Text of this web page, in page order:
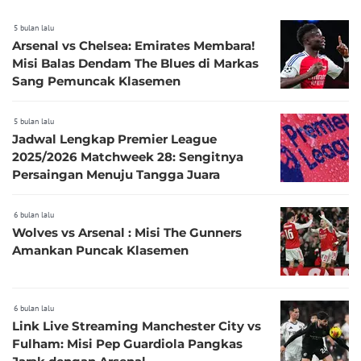
5 bulan lalu
Arsenal vs Chelsea: Emirates Membara!
Misi Balas Dendam The Blues di Markas
Sang Pemuncak Klasemen
5 bulan lalu
Jadwal Lengkap Premier League
2025/2026 Matchweek 28: Sengitnya
Persaingan Menuju Tangga Juara
6 bulan lalu
Wolves vs Arsenal : Misi The Gunners
Amankan Puncak Klasemen
6 bulan lalu
Link Live Streaming Manchester City vs
Fulham: Misi Pep Guardiola Pangkas